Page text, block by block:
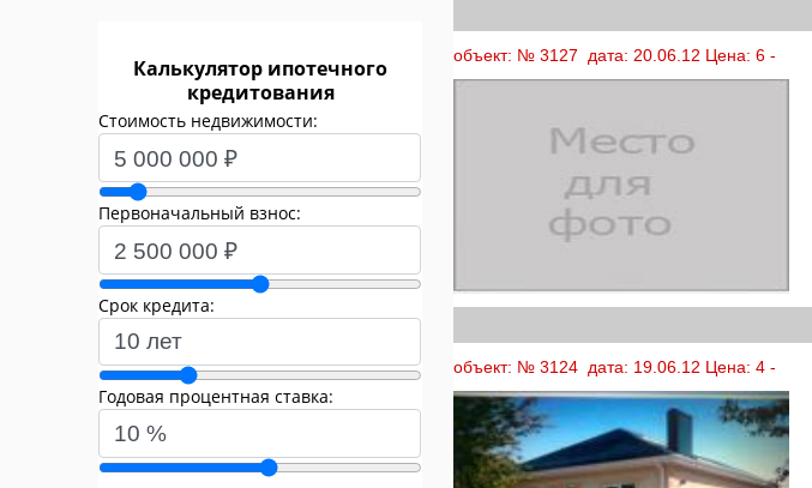
объект: № 3127 дата: 20.06.12 Цена: 6 -
объект: № 3124 дата: 19.06.12 Цена: 4 -
Калькулятор ипотечного
кредитования
Стоимость недвижимости:
Первоначальный взнос:
Срок кредита:
Годовая процентная ставка: